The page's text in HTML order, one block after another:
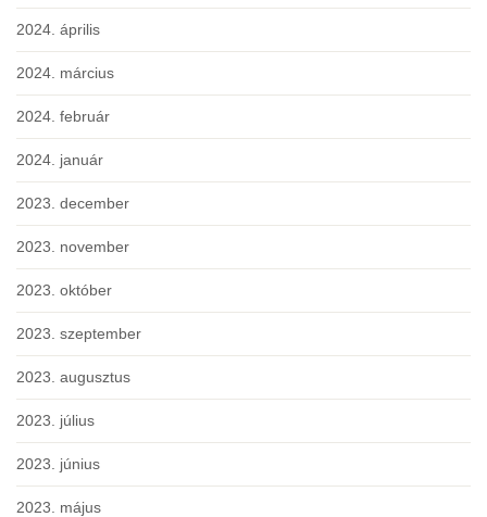
2024. április
2024. március
2024. február
2024. január
2023. december
2023. november
2023. október
2023. szeptember
2023. augusztus
2023. július
2023. június
2023. május